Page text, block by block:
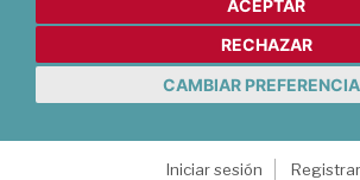
ACEPTAR
RECHAZAR
CAMBIAR
Iniciar sesión